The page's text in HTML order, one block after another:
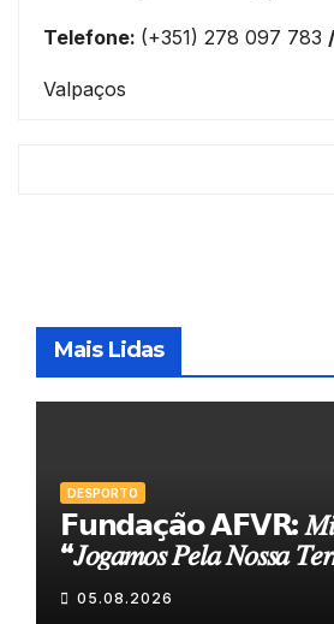
Telefone: (+351) 278 097 783 /
Valpaços
Mais Lidas
DESPORTO
𝗙𝘂𝗻𝗱𝗮𝗰̧𝗮̃𝗼 𝗔𝗙𝗩𝗥:
“𝐽𝑜𝑔𝑎𝑚𝑜𝑠 𝑃𝑒𝑙𝑎 𝑁𝑜𝑠𝑠𝑎
05.08.2026